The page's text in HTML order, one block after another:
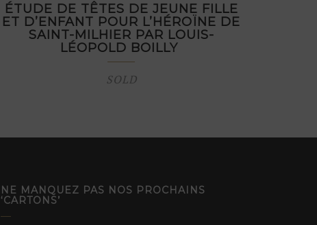
ÉTUDE DE TÊTES DE JEUNE FILLE
ET D’ENFANT POUR L’HÉROÏNE DE
SAINT-MILHIER PAR LOUIS-
LÉOPOLD BOILLY
SOLD
NE MANQUEZ PAS NOS PROCHAINS
‘CARTONS’